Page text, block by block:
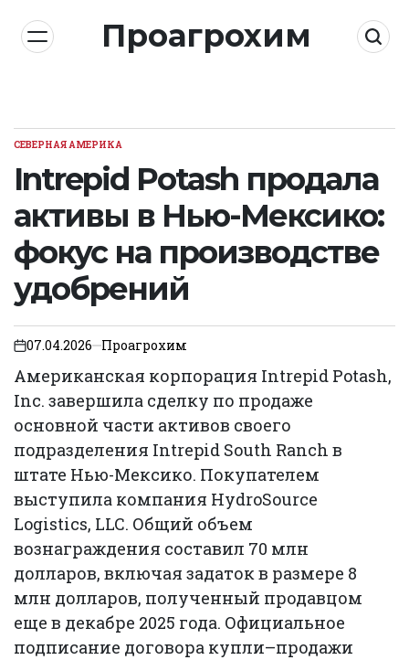
content
Проагрохим
POSTED
СЕВЕРНАЯ АМЕРИКА
Intrepid Potash продала
активы в Нью-Мексико:
фокус на производстве
удобрений
on07.04.2026 Проагрохим
Американская корпорация Intrepid Potash,
Inc. завершила сделку по продаже
основной части активов своего
подразделения Intrepid South Ranch в
штате Нью-Мексико. Покупателем
выступила компания HydroSource
Logistics, LLC. Общий объем
вознаграждения составил 70 млн
долларов, включая задаток в размере 8
млн долларов, полученный продавцом
еще в декабре 2025 года. Официальное
подписание договора купли–продажи